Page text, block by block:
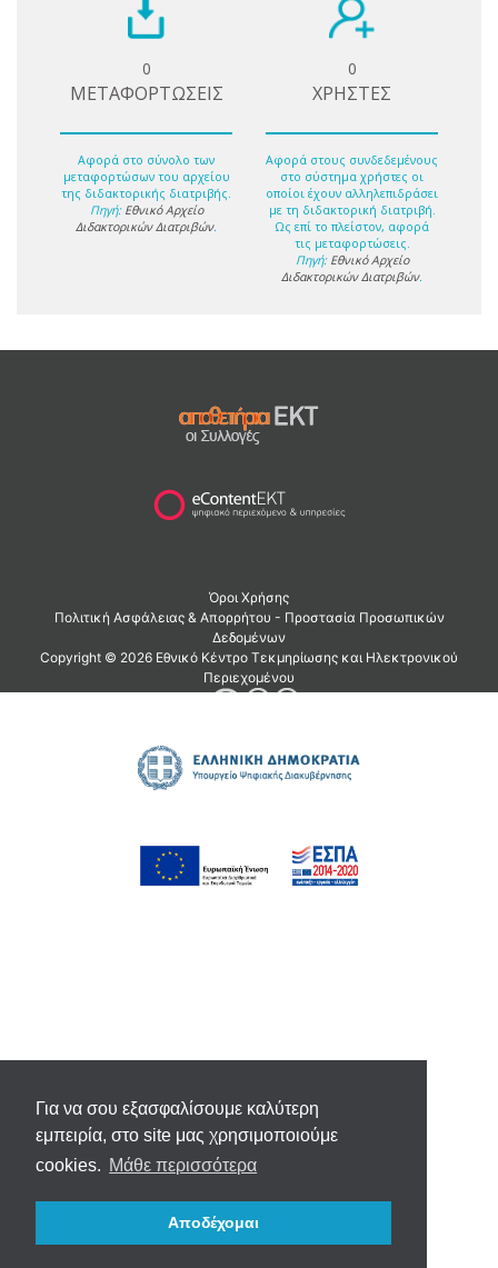
Για να σου εξασφαλίσουμε καλύτερη
εμπειρία, στο site μας χρησιμοποιούμε
cookies. Μάθε περισσότερα
Αποδέχομαι
0
ΜΕΤΑΦΟΡΤΩΣΕΙΣ
Αφορά στο σύνολο των
μεταφορτώσων του αρχείου
της διδακτορικής διατριβής.
Πηγή: Εθνικό Αρχείο
Διδακτορικών Διατριβών.
0
ΧΡΗΣΤΕΣ
Αφορά στους συνδεδεμένους
στο σύστημα χρήστες οι
οποίοι έχουν αλληλεπιδράσει
με τη διδακτορική διατριβή.
Ως επί το πλείστον, αφορά
τις μεταφορτώσεις.
Πηγή: Εθνικό Αρχείο
Διδακτορικών Διατριβών.